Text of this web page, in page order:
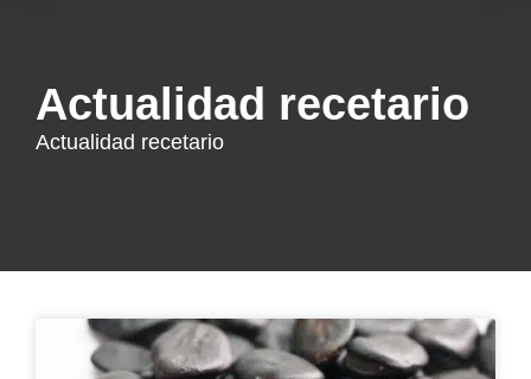
Actualidad recetario
Actualidad recetario